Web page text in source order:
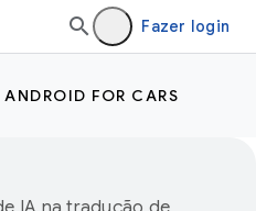
Fazer login
ANDROID FOR CARS